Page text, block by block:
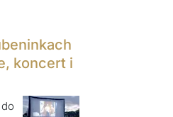
koncert i